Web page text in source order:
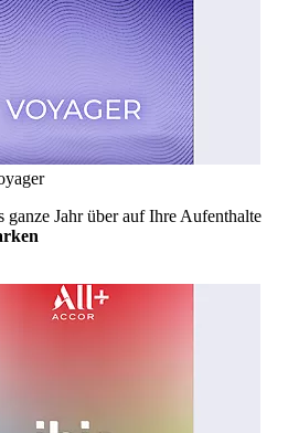
ganze Jahr über auf Ihre Aufenthalte